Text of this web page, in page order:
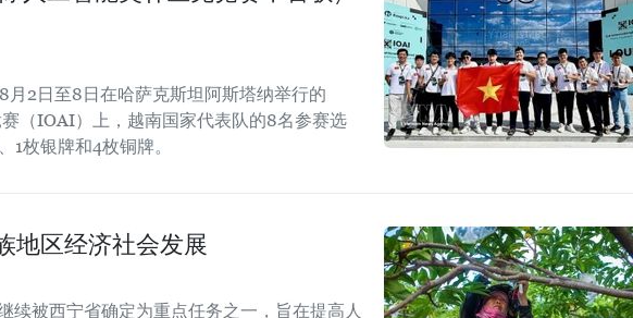
月2日至8日在哈萨克斯坦阿斯塔纳举行的
（IOAI）上，越南国家代表队的8名参赛选
1枚银牌和4枚铜牌。
地区经济社会发展
续被西宁省确定为重点任务之一，旨在提高人